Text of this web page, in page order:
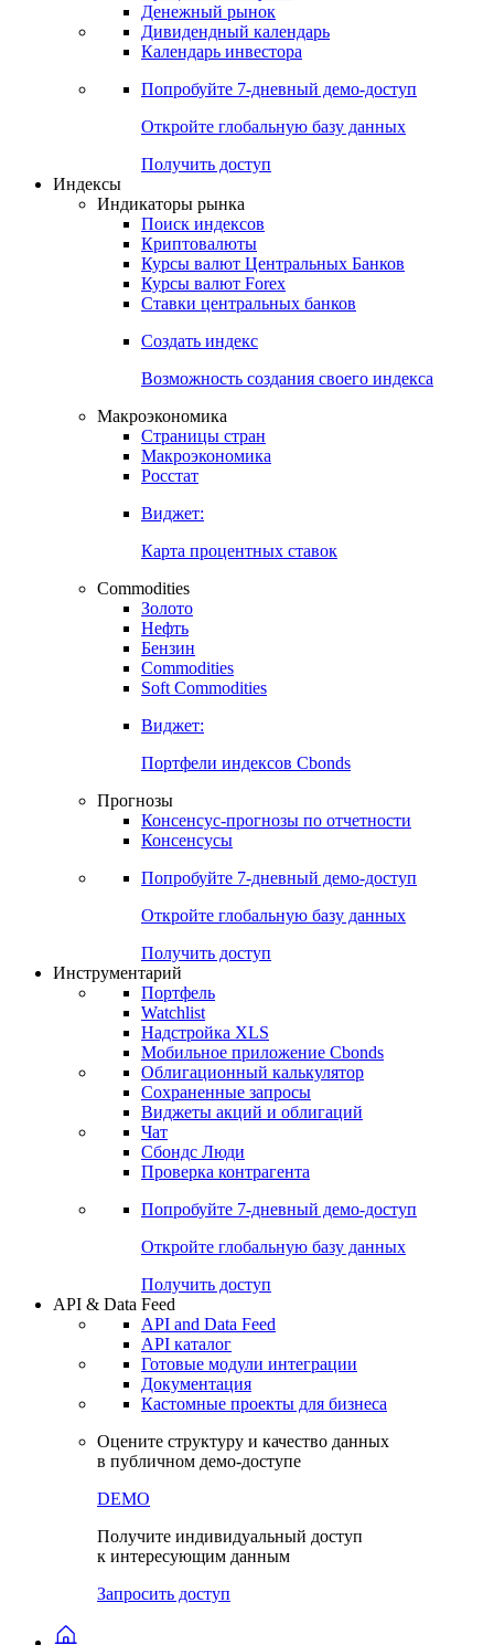
Дефолты
Размещения
Оферты
Денежный рынок
Календарь инвестора
Попробуйте7-дневный
Откройте глобальную базу данных
Получить доступ
Индикаторы рынка
Поиск индексов
Курсы валют Центральных Банков
Ставки центральных банков
Создать индекс
Возможность создания своего индекса
Страницы стран
Росстат
Виджет:
Карта процентных ставок
Commodities
Золото
Бензин
Soft Commodities
Виджет:
Портфели индексов Cbonds
Прогнозы
Консенсусы
Попробуйте7-дневный
Откройте глобальную базу данных
Получить доступ
Инструментарий
Портфель
Watchlist
Надстройка XLS
Мобильное приложение Cbonds
Облигационный калькулятор
Сохраненные запросы
Чат
Проверка контрагента
Попробуйте7-дневный
Откройте глобальную базу данных
Получить доступ
API & Data Feed
API and Data Feed
Готовые модули интеграции
Документация
в публичном демо-доступе